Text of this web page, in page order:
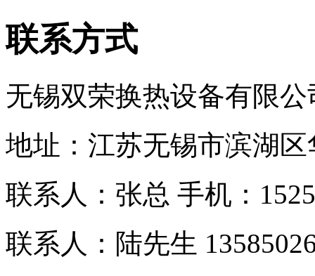
联系方式
无锡双荣换热设备有限
地址：江苏无锡市滨湖区
联系人：张总 手机：
联系人： 陆先生